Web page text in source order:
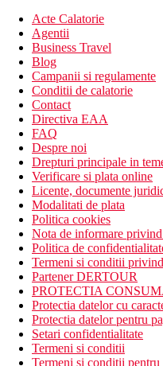
Acte Calatorie
Agentii
Business Travel
Blog
Campanii si regulamente
Conditii de calatorie
Contact
Directiva EAA
FAQ
Despre noi
Drepturi principale in
Verificare si plata online
Licente, documente
Modalitati de plata
Politica cookies
Nota de informare
Politica de
Termeni si conditii
Partener DERTOUR
PROTECTIA
Protectia datelor cu
Protectia datelor pentru
Setari confidentialitate
Termeni si conditii
Termeni si conditii